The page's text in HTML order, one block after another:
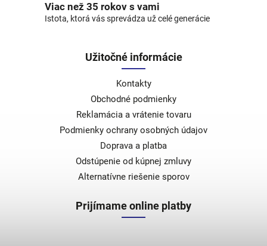
Viac než 35 rokov s vami
Istota, ktorá vás sprevádza už celé generácie
Užitočné informácie
Kontakty
Obchodné podmienky
Reklamácia a vrátenie tovaru
Podmienky ochrany osobných údajov
Doprava a platba
Odstúpenie od kúpnej zmluvy
Alternatívne riešenie sporov
Prijímame online platby